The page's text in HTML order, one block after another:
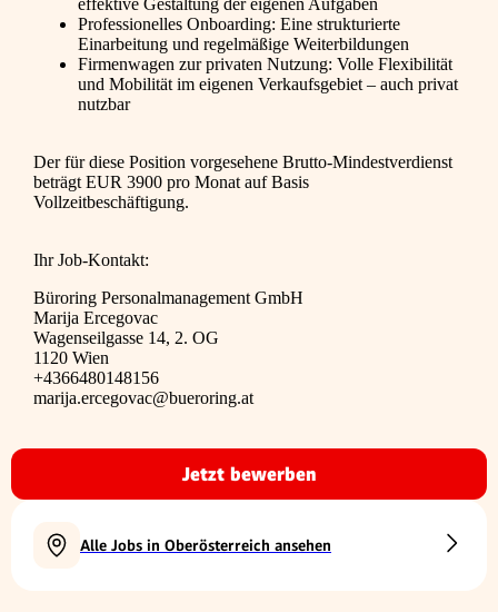
effektive Gestaltung der eigenen Aufgaben
Professionelles Onboarding: Eine strukturierte
Einarbeitung und regelmäßige Weiterbildungen
Firmenwagen zur privaten Nutzung: Volle Flexibilität
und Mobilität im eigenen Verkaufsgebiet – auch privat
nutzbar
Der für diese Position vorgesehene Brutto-Mindestverdienst
beträgt EUR 3900 pro Monat auf Basis
Vollzeitbeschäftigung.
Ihr Job-Kontakt:
Büroring Personalmanagement GmbH
Marija Ercegovac
Wagenseilgasse 14, 2. OG
1120 Wien
+4366480148156
marija.ercegovac@bueroring.at
Jetzt bewerben
Alle Jobs in Oberösterreich ansehen